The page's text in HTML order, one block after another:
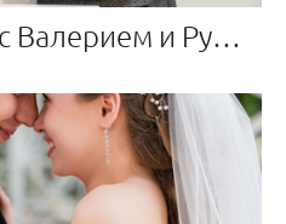
Свадебный день с Валерием и Рушаной